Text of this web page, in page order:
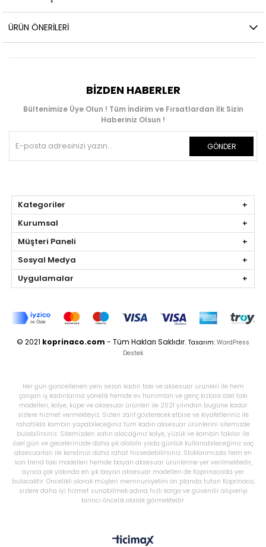
ÜRÜN ÖNERILERI
BIZDEN HABERLER
Bültenimize Üye Olun ! Tüm İndirim ve Fırsatlardan İlk Sizin
Haberiniz Olsun !
GÖNDER
Kategoriler
Kurumsal
Müşteri Paneli
Sosyal Medya
Uygulamalar
© 2021 koprinaco.com - Tüm Hakları Saklıdır. Tasarım: WordPress
Destek
Her gün güncellenen yeni sezon kadın takı ve aksesuar ürünleri ile hem
çalışan iş kadınlarına yönelik hemde ev hanımları ve genç kızlara özel takı
modelleri, kolye, küpe ve aksesuar ürünleri ile 2021 yılından bugüne kadar
sizlere hizmet vermekteyiz. Sizleri zarif gösterecek elbise ve kıyafetleriniz ile
rahatlıkla kombin yapabileceğiniz tüm kadın aksesuar ürünlerini sitemizde
bulabilirsiniz. Sitemizden satın alacağınız kolye, yüzük ve kombin takılar ile
özel gün ve gecelerinizde daha şık olabilir yada günlük kullanabileceğiniz saç
aksesuarları ile kendinizi daha rahat hissedebilirsiniz. Stoklarımızda hem en
son trend takı modelleri hemde bayan aksesuar ürünlerine yer verilmektedir,
ayrıca çok yakında en şık bayan aksesuar modelleri de Koprinaco'da yer
bulacaktır. Öncelikli olarak müşteri memnuniyetini ön planda tutan Koprinaco,
sizlere daha iyi hizmet sunabilmek adına hızlı kargo ve güvenilir alışverişi
birinci öncelik olarak görmektedir.